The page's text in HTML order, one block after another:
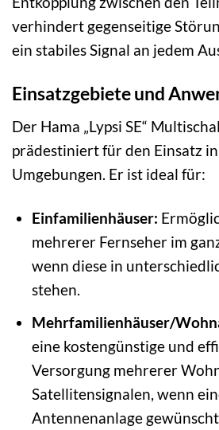
verhindert gegenseitige
ein stabiles Signal an jedem
Einsatzgebiete und
Der Hama „Lypsi SE“
prädestiniert für den Einsatz
Umgebungen. Er ist ideal für:
Einfamilienhäuser:
mehrerer Fernseher im
wenn diese in
stehen.
Mehrfamilienhäuser/
eine kostengünstige und
Versorgung mehrerer
Satellitensignalen, wenn
Antennenanlage